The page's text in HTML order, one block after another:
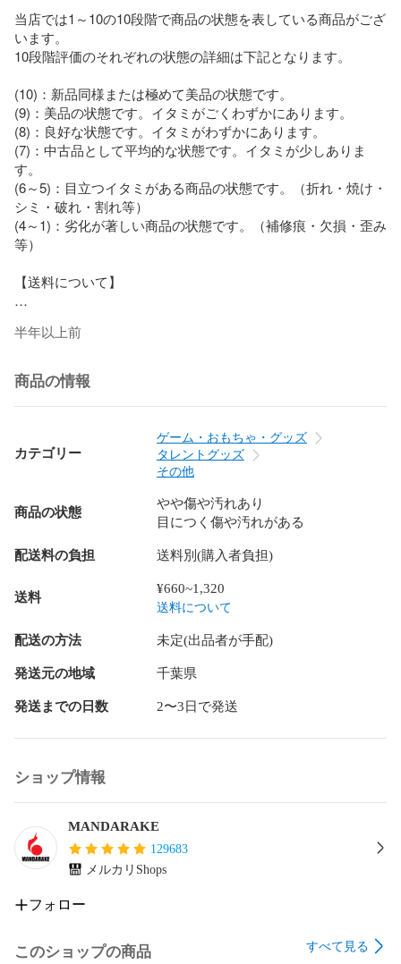
当店では1～10の10段階で商品の状態を表している商品がござ
います。
10段階評価のそれぞれの状態の詳細は下記となります。
(10)：新品同様または極めて美品の状態です。
(9)：美品の状態です。イタミがごくわずかにあります。
(8)：良好な状態です。イタミがわずかにあります。
(7)：中古品として平均的な状態です。イタミが少しありま
す。
(6～5)：目立つイタミがある商品の状態です。（折れ・焼け・
シミ・破れ・割れ等）
(4～1)：劣化が著しい商品の状態です。（補修痕・欠損・歪み
等）
【送料について】
配送料につきましては、商品価格の隣に表記の送料をご覧い
さい。
【商品について】
商品は店頭、他サイトと在庫を共有しております。そのため
注文後に在庫を確保できない場合がございます。
中古品のため多少のキズ・ヨゴレ・経年劣化等がございま
す。
商品には値札ラベルや管理シール、海外出荷向け、国内輸入
に伴うシールが貼りついている場合もございます。
未開封(メーカー検品によるテープの多重貼りを含む)商品の内
容不備、動作不良につきましては保証対象外です。
開封品の内、音声や発光等の機能を有する商品に関しては動
ります。電化製品や精密機器に関しては動作確認は行ってお
電池やはがき、チラシ等の商品の性質に影響しない付属品は
付属しない場合がございます。
商品に付属している応募券やシリアルコード等は利用できな
い場合がございます。
布製品(バッグ、タペストリー、ハンカチ等)は保管や発送時の
都合上、折れ跡がある場合がございます。
ゲーム、DVD等の特典品は、タイトルに特典付属の記載がな
い場合は本体のみとなります。また商品が特典品の場合、本
半年以上前
商品の情報
カテゴリー
ゲーム・おもちゃ・グッズ
タレントグッズ
その他
商品の状態
やや傷や汚れあり
目につく傷や汚れがある
配送料の負担 送料別(購入者負担)
送料
¥660~1,320
送料について
配送の方法 未定(出品者が手配)
発送元の地域 千葉県
発送までの日数 2〜3日で発送
ショップ情報
MANDARAKE
129683
メルカリShops
フォロー
このショップの商品 すべて見る